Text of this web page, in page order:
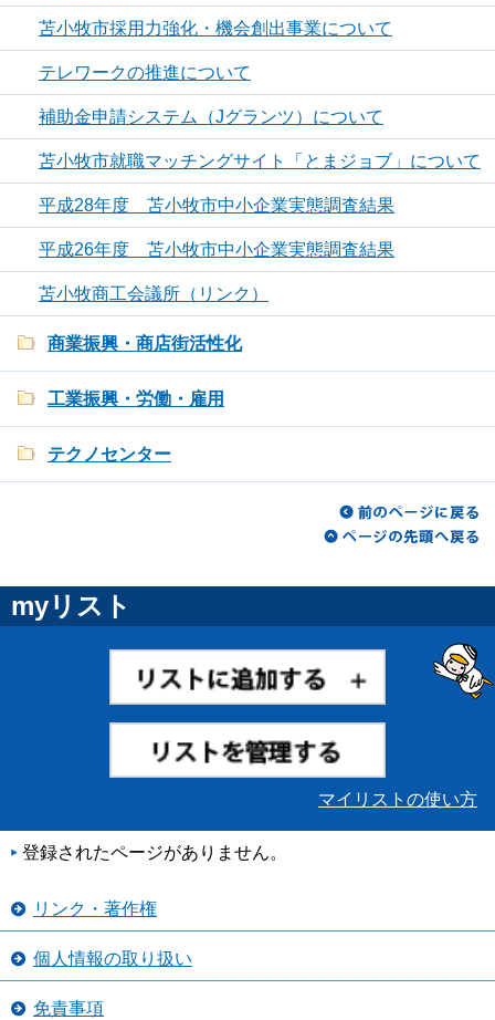
苫小牧市採用力強化・機会創出事業について
テレワークの推進について
補助金申請システム（Jグランツ）について
苫小牧市就職マッチングサイト「とまジョブ」について
平成28年度 苫小牧市中小企業実態調査結果
平成26年度 苫小牧市中小企業実態調査結果
苫小牧商工会議所（リンク）
商業振興・商店街活性化
工業振興・労働・雇用
テクノセンター
myリスト
マイリストの使い方
登録されたページがありません。
リンク・著作権
個人情報の取り扱い
免責事項